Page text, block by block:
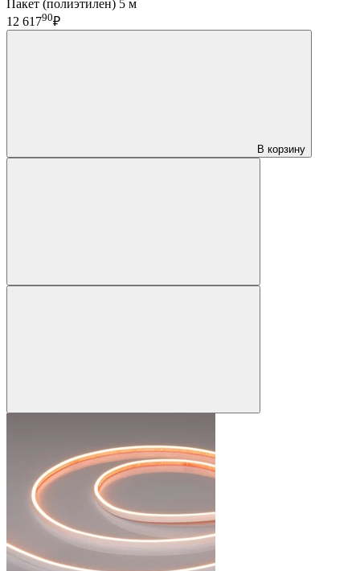
Пакет (полиэтилен) 5 м
12 61790₽
В корзину